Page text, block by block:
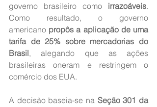
governo brasileiro como irrazoáveis.
Como resultado, o governo
americano propôs a aplicação de uma
tarifa de 25% sobre mercadorias do
Brasil, alegando que as ações
brasileiras oneram e restringem o
comércio dos EUA.
A decisão baseia-se na Seção 301 da